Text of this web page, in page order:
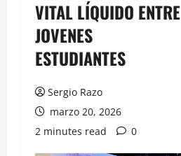
VITAL LÍQUIDO ENTRE
JOVENES
ESTUDIANTES
Sergio Razo
marzo 20, 2026
2 minutes read
0